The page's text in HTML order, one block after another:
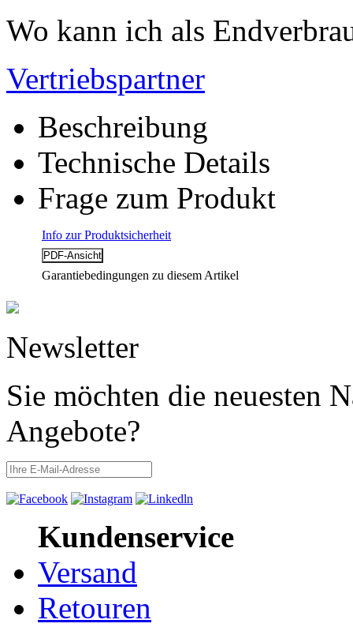
Wo kann ich als
Vertriebspartner
Beschreibung
Technische Details
Frage zum Produkt
Info zur Produktsicherheit
Garantiebedingungen zu diesem Artikel
Newsletter
Sie möchten die neuesten
Angebote?
Kundenservice
Versand
Retouren